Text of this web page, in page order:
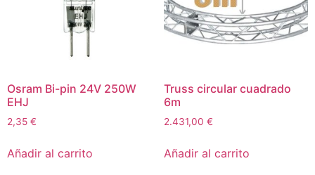
Osram Bi-pin 24V 250W
EHJ
2,35 €
Añadir al carrito
Truss circular cuadrado
6m
2.431,00 €
Añadir al carrito